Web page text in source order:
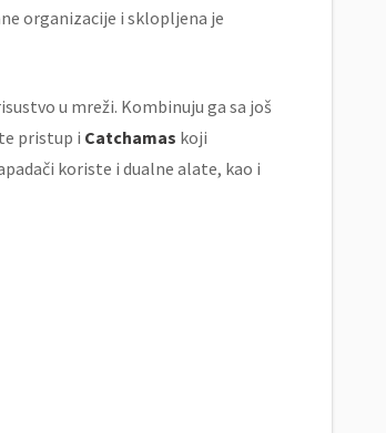
organizacije i sklopljena je
u mreži. Kombinuju ga sa još
pristup i Catchamas koji
koriste i dualne alate, kao i